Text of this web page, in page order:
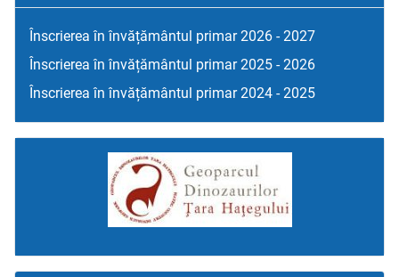
Înscrierea în învățământul primar 2026 - 2027
Înscrierea în învățământul primar 2025 - 2026
Înscrierea în învățământul primar 2024 - 2025